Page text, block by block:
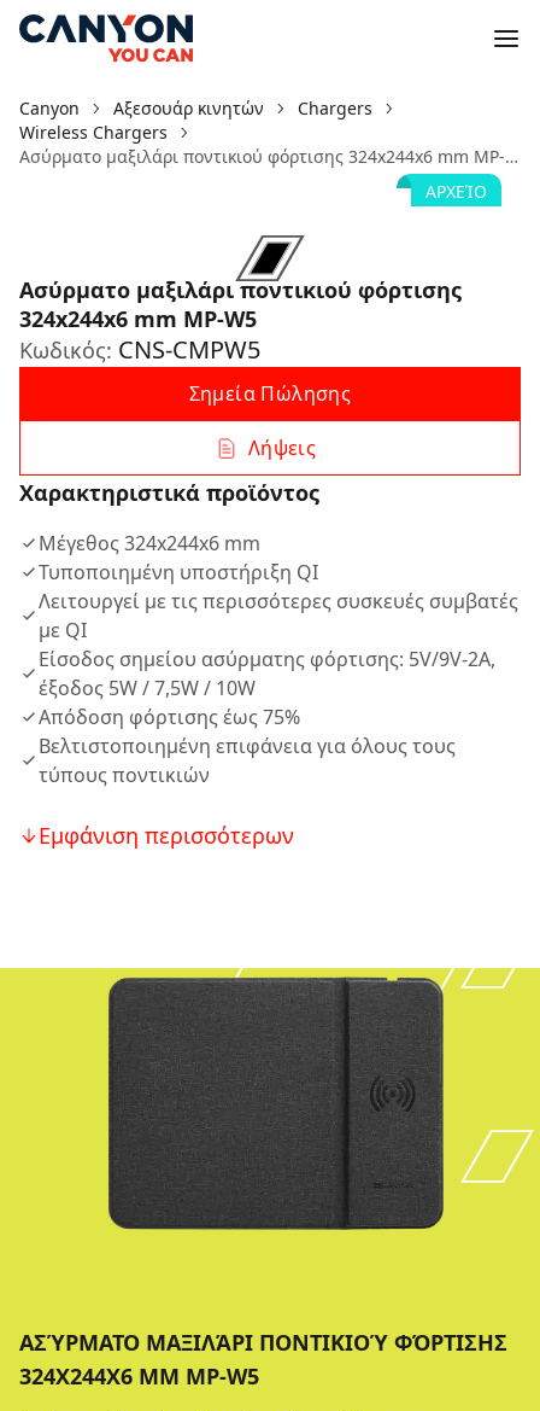
Canyon Αξεσουάρ κινητών
Chargers
Wireless Chargers
Ασύρματο μαξιλάρι ποντικιού φόρτισης 324x244x6 mm MP-W5
ΑΡΧΕΊΟ
Ασύρματο μαξιλάρι ποντικιού φόρτισης
324x244x6 mm MP-W5
Κωδικός: CNS-CMPW5
Σημεία Πώλησης
Λήψεις
Χαρακτηριστικά προϊόντος
Μέγεθος 324x244x6 mm
Τυποποιημένη υποστήριξη QI
Λειτουργεί με τις περισσότερες συσκευές συμβατές
με QI
Είσοδος σημείου ασύρματης φόρτισης: 5V/9V-2A,
έξοδος 5W / 7,5W / 10W
Απόδοση φόρτισης έως 75%
Βελτιστοποιημένη επιφάνεια για όλους τους
τύπους ποντικιών
Εμφάνιση περισσότερων
ΑΣΎΡΜΑΤΟ ΜΑΞΙΛΆΡΙ ΠΟΝΤΙΚΙΟΎ ΦΌΡΤΙΣΗΣ
324X244X6 MM MP-W5